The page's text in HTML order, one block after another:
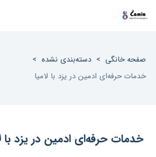
صفحه خانگی > دسته‌بندی نشده >
خدمات حرفه‌ای ادمین در یزد با لامیا
خدمات حرفه‌ای ادمین در یزد با